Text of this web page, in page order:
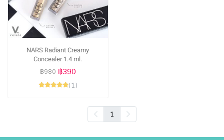
NARS Radiant Creamy
Concealer 1.4 ml.
฿980 ฿390
(1)
1